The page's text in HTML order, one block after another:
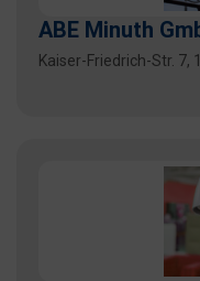
ABE Minuth
Kaiser-Friedrich-Str.